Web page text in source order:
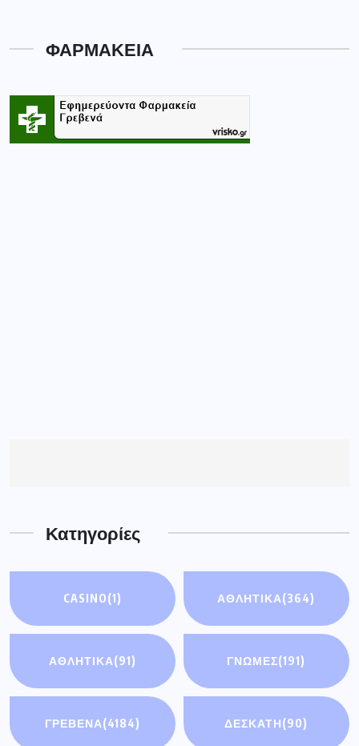
ΦΑΡΜΑΚΕΙΑ
Κατηγορίες
CASINO(1) ΑΘΛΗΤΙΚΑ(364)
ΑΘΛΗΤΙΚΆ(91) ΓΝΩΜΕΣ(191)
ΓΡΕΒΕΝΑ(4184) ΔΕΣΚΑΤΗ(90)